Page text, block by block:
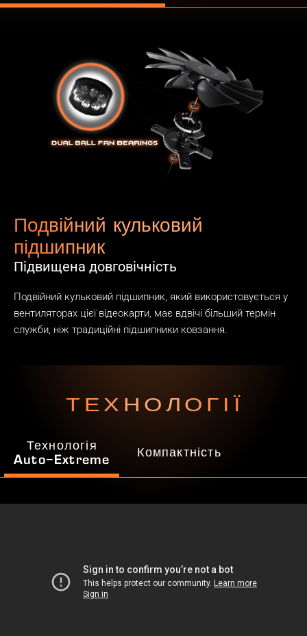
Подвійний кульковий
підшипник
Підвищена довговічність
Подвійний кульковий підшипник, який використовується у
вентиляторах цієї відеокарти, має вдвічі більший термін
служби, ніж традиційні підшипники ковзання.
ТЕХНОЛОГІЇ
Технологія
Auto−Extreme
Компактність